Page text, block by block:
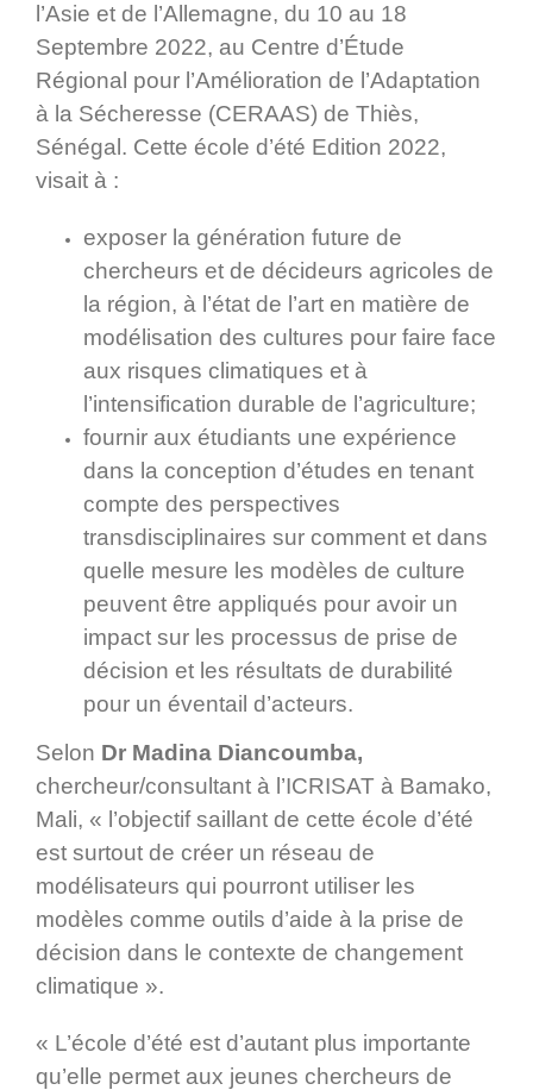
l’Asie et de l’Allemagne, du 10 au 18
Septembre 2022, au Centre d’Étude
Régional pour l’Amélioration de l’Adaptation
à la Sécheresse (CERAAS) de Thiès,
Sénégal. Cette école d’été Edition 2022,
visait à :
exposer la génération future de
chercheurs et de décideurs agricoles de
la région, à l’état de l’art en matière de
modélisation des cultures pour faire face
aux risques climatiques et à
l’intensification durable de l’agriculture;
fournir aux étudiants une expérience
dans la conception d’études en tenant
compte des perspectives
transdisciplinaires sur comment et dans
quelle mesure les modèles de culture
peuvent être appliqués pour avoir un
impact sur les processus de prise de
décision et les résultats de durabilité
pour un éventail d’acteurs.
Selon Dr Madina Diancoumba,
chercheur/consultant à l’ICRISAT à Bamako,
Mali, « l’objectif saillant de cette école d’été
est surtout de créer un réseau de
modélisateurs qui pourront utiliser les
modèles comme outils d’aide à la prise de
décision dans le contexte de changement
climatique ».
« L’école d’été est d’autant plus importante
qu’elle permet aux jeunes chercheurs de